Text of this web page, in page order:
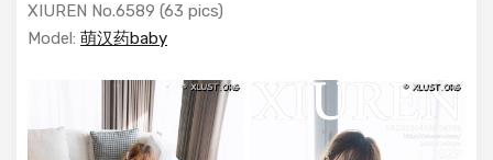
XIUREN No.6589 (63 pics)
Model: 萌汉药baby